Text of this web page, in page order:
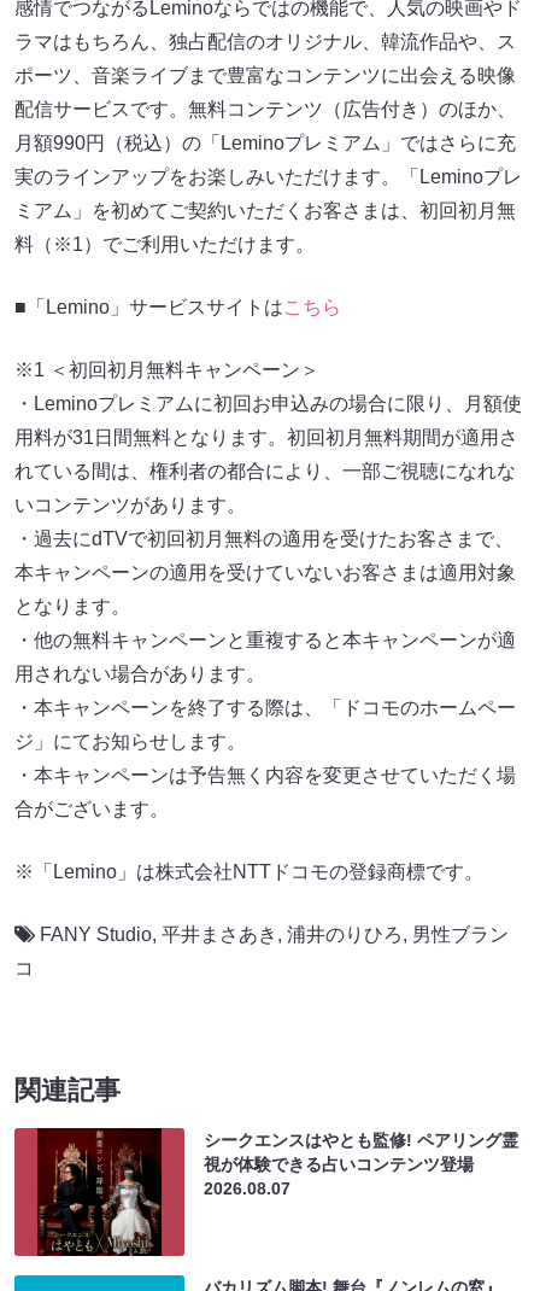
感情でつながるLeminoならではの機能で、人気の映画やド
ラマはもちろん、独占配信のオリジナル、韓流作品や、ス
ポーツ、音楽ライブまで豊富なコンテンツに出会える映像
配信サービスです。無料コンテンツ（広告付き）のほか、
月額990円（税込）の「Leminoプレミアム」ではさらに充
実のラインアップをお楽しみいただけます。「Leminoプレ
ミアム」を初めてご契約いただくお客さまは、初回初月無
料（※1）でご利用いただけます。
■「Lemino」サービスサイトはこちら
※1 ＜初回初月無料キャンペーン＞
・Leminoプレミアムに初回お申込みの場合に限り、月額使
用料が31日間無料となります。初回初月無料期間が適用さ
れている間は、権利者の都合により、一部ご視聴になれな
いコンテンツがあります。
・過去にdTVで初回初月無料の適用を受けたお客さまで、
本キャンペーンの適用を受けていないお客さまは適用対象
となります。
・他の無料キャンペーンと重複すると本キャンペーンが適
用されない場合があります。
・本キャンペーンを終了する際は、「ドコモのホームペー
ジ」にてお知らせします。
・本キャンペーンは予告無く内容を変更させていただく場
合がございます。
※「Lemino」は株式会社NTTドコモの登録商標です。
FANY Studio, 平井まさあき , 浦井のりひろ, 男性ブラン
コ
関連記事
シークエンスはやとも監修! ペアリング霊
視が体験できる占いコンテンツ登場
2026.08.07
バカリズム脚本! 舞台『ノンレムの窓』